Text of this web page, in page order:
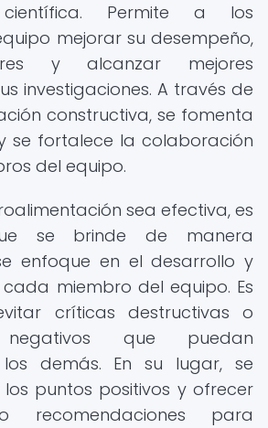
científica. Permite a los
mejorar su desempeño,
y alcanzar mejores
investigaciones. A través de
constructiva, se fomenta
se fortalece la colaboración
del equipo.
sea efectiva, es
se brinde de manera
enfoque en el desarrollo y
miembro del equipo. Es
críticas destructivas o
negativos que puedan
demás. En su lugar, se
puntos positivos y ofrecer
recomendaciones para